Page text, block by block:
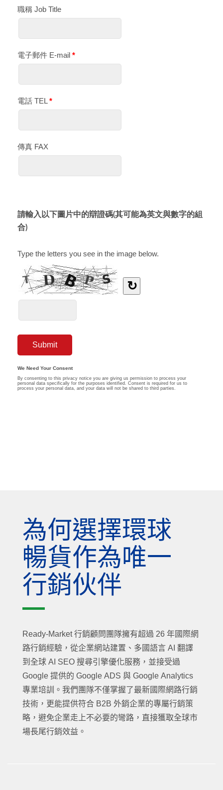
為何選擇環球
暢貨作為唯一
行銷伙伴
Ready-Market 行銷顧問團隊擁有超過 26 年國際網
路行銷經驗，從企業網站建置、多國語言 AI 翻譯
到全球 AI SEO 搜尋引擎優化服務，並接受過
Google 提供的 Google ADS 與 Google Analytics
專業培訓。我們團隊不僅掌握了最新國際網路行銷
技術，更能提供符合 B2B 外銷企業的專屬行銷策
略，避免企業走上不必要的彎路，直接獲取全球市
場長尾行銷效益。